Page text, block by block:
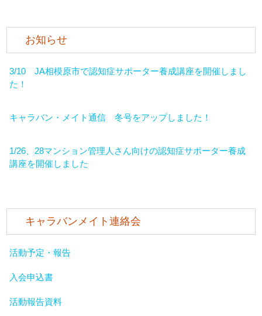
お知らせ
3/10 JA相模原市で認知症サポーター養成講座を開催しまし
た！
キャラバン・メイト通信 冬号をアップしました！
1/26、28マンション管理人さん向けの認知症サポーター養成
講座を開催しました
キャラバンメイト連絡会
活動予定・報告
入会申込書
活動報告資料